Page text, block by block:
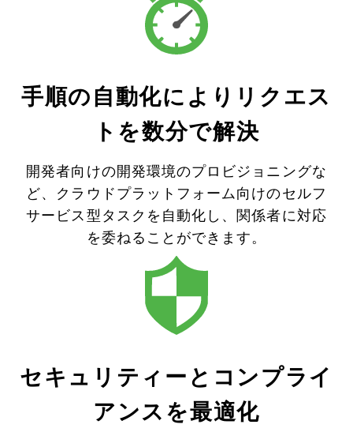
手順の自動化によりリクエス
トを数分で解決
開発者向けの開発環境のプロビジョニングな
ど、クラウドプラットフォーム向けのセルフ
サービス型タスクを自動化し、関係者に対応
を委ねることができます。
セキュリティーとコンプライ
アンスを最適化